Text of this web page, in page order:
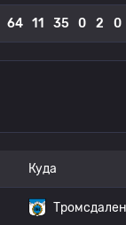
64 11 35 0 2 0
Куда
Тромсдален